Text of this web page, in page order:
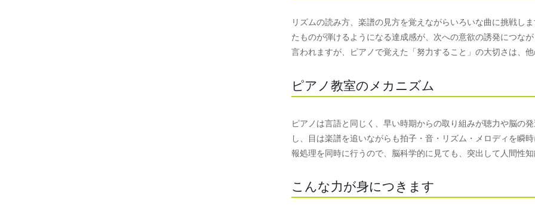
リズムの読み方、楽譜の見方を覚えながらいろいな曲に挑戦し
たものが弾けるようになる達成感が、次への意欲の誘発につな
言われますが、ピアノで覚えた「努力すること」の大切さは、
ピアノ教室のメカニズム
ピアノは言語と同じく、早い時期からの取り組みが聴力や脳の
し、目は楽譜を追いながらも拍子・音・リズム・メロディを瞬
報処理を同時に行うので、脳科学的に見ても、突出して人間性
こんな力が身につきます